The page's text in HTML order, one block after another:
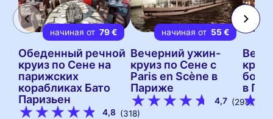
начиная от 79 €
Обеденный речной
круиз по Сене на
парижских
корабликах Бато
Паризьен
4,8 (318)
начиная от 55 €
Вечерний ужин-
круиз по Сене с
Paris en Scène в
Париже
4,7 (298)
в